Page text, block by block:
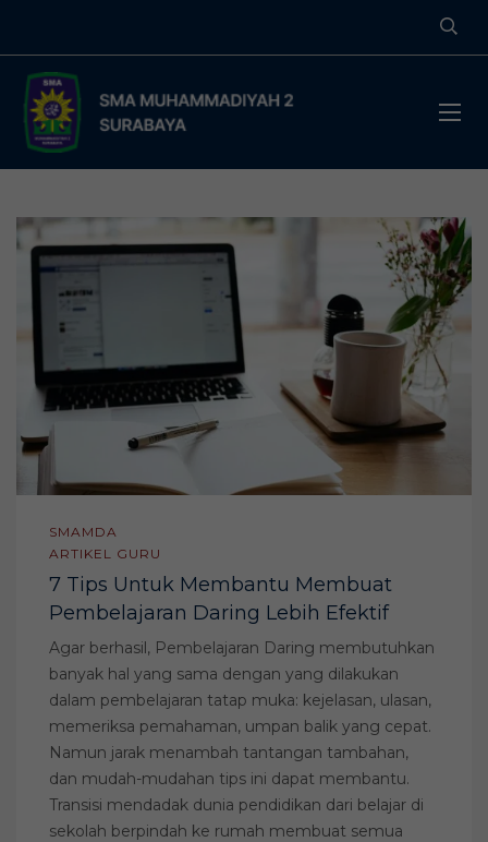
SMAMDA
ARTIKEL GURU
7 Tips Untuk Membantu Membuat
Pembelajaran Daring Lebih Efektif
Agar berhasil, Pembelajaran Daring membutuhkan
banyak hal yang sama dengan yang dilakukan
dalam pembelajaran tatap muka: kejelasan, ulasan,
memeriksa pemahaman, umpan balik yang cepat.
Namun jarak menambah tantangan tambahan,
dan mudah-mudahan tips ini dapat membantu.
Transisi mendadak dunia pendidikan dari belajar di
sekolah berpindah ke rumah membuat semua